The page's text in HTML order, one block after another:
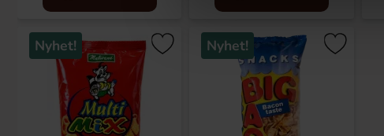
Nyhet! Nyhet!